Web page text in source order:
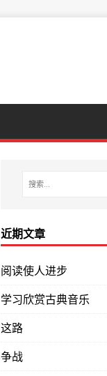
近期文章
阅读使人进步
学习欣赏古典音乐
这路
争战